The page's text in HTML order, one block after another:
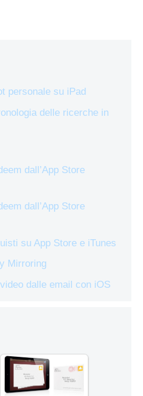
personale su iPad
delle ricerche in
dall’App Store
dall’App Store
su App Store e iTunes
Mirroring
dalle email con iOS